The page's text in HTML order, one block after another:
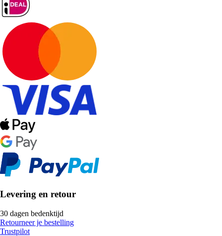
Levering en retour
30 dagen bedenktijd
Retourneer je bestelling
Trustpilot